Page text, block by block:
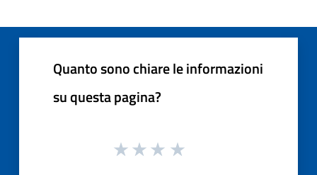
Quanto sono chiare le informazioni
su questa pagina?